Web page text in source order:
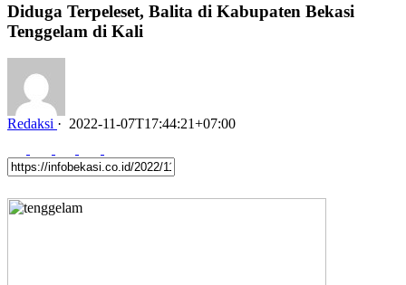
Diduga Terpeleset, Balita di Kabupaten Bekasi
Tenggelam di Kali
Redaksi · 2022-11-07T17:44:21+07:00